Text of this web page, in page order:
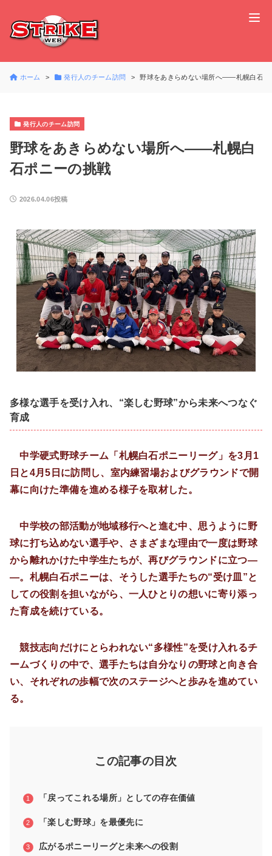
ホーム 発行人のチーム訪問 野球をあきらめない場所へ――札幌白石ポ
発行人のチーム訪問
野球をあきらめない場所へ――札幌白
石ポニーの挑戦
2026.04.06投稿
多様な選手を受け入れ、“楽しむ野球”から未来へつなぐ
育成
中学硬式野球チーム「札幌白石ポニーリーグ」を3月1
日と4月5日に訪問し、室内練習場およびグラウンドで開
幕に向けた準備を進める様子を取材した。
中学校の部活動が地域移行へと進む中、思うように野
球に打ち込めない選手や、さまざまな理由で一度は野球
から離れかけた中学生たちが、再びグラウンドに立つ―
―。札幌白石ポニーは、そうした選手たちの“受け皿”と
しての役割を担いながら、一人ひとりの想いに寄り添っ
た育成を続けている。
競技志向だけにとらわれない“多様性”を受け入れるチ
ームづくりの中で、選手たちは自分なりの野球と向き合
い、それぞれの歩幅で次のステージへと歩みを進めてい
る。
この記事の目次
「戻ってこれる場所」としての存在価値
「楽しむ野球」を最優先に
広がるポニーリーグと未来への役割